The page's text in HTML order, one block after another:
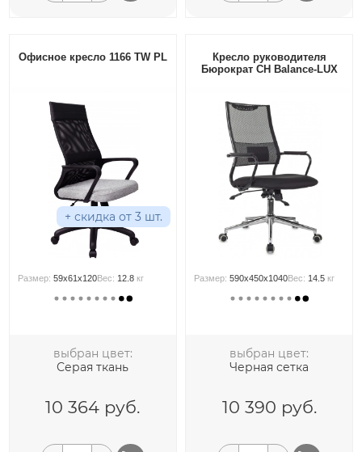
Офисное кресло 1166 TW PL
+ скидка от 3 шт.
Размер:59x61x120Вес: 12.8 кг
выбран цвет:
Серая ткань
10 364 руб.
Кресло руководителя
Бюрократ CH Balance-LUX
Размер:590x450x1040Вес: 14.5 кг
выбран цвет:
Черная сетка
10 390 руб.